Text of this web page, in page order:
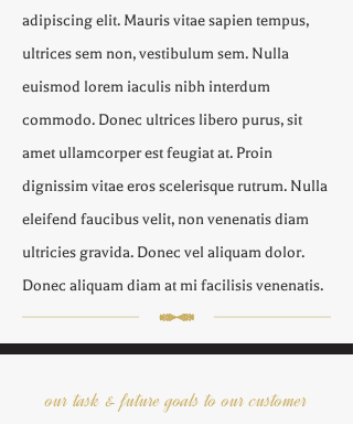
adipiscing elit. Mauris vitae sapien tempus,
ultrices sem non, vestibulum sem. Nulla
euismod lorem iaculis nibh interdum
commodo. Donec ultrices libero purus, sit
amet ullamcorper est feugiat at. Proin
dignissim vitae eros scelerisque rutrum. Nulla
eleifend faucibus velit, non venenatis diam
ultricies gravida. Donec vel aliquam dolor.
Donec aliquam diam at mi facilisis venenatis.
our task & future goals to our customer